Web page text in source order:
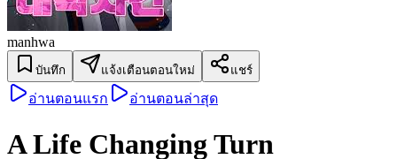
manhwa
บันทึก แจ้งเตือนตอนใหม่ แชร์
อ่านตอนแรก อ่านตอนล่าสุด
A Life Changing Turn